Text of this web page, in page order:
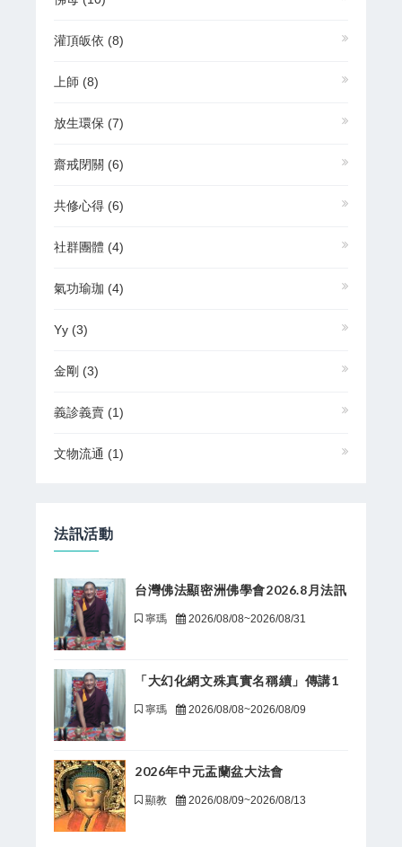
灌頂皈依 (8)
上師 (8)
放生環保 (7)
齋戒閉關 (6)
共修心得 (6)
社群團體 (4)
氣功瑜珈 (4)
Yy (3)
金剛 (3)
義診義賣 (1)
文物流通 (1)
法訊活動
台灣佛法顯密洲佛學會2026.8月法訊
寧瑪 2026/08/08~2026/08/31
「大幻化網文殊真實名稱續」傳講1
寧瑪 2026/08/08~2026/08/09
2026年中元盂蘭盆大法會
顯教 2026/08/09~2026/08/13